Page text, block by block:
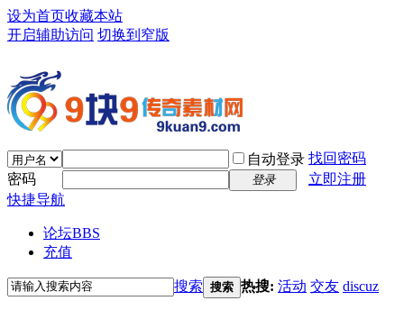
设为首页收藏本站
开启辅助访问 切换到窄版
自动登录 找回密码
密码
登录
立即注册
快捷导航
论坛BBS
充值
搜索 搜索 热搜: 活动 交友 discuz